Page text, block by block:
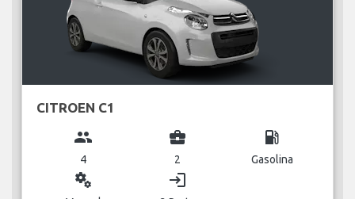
CITROEN C1
group
4
business_center
2
local_gas_station
Gasolina
miscellaneous_services login